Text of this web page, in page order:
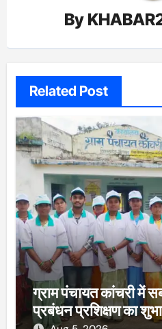
By
Related Post
ग्राम पंचायत कांचरी में
प्रबंधन प्रशिक्षण का